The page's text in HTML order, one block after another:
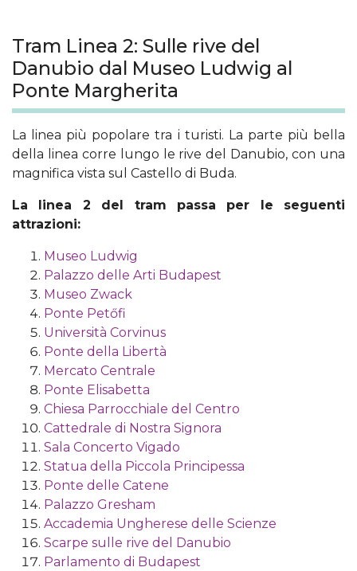
Tram Linea 2: Sulle rive del
Danubio dal Museo Ludwig al
Ponte Margherita
La linea più popolare tra i turisti. La parte più bella
della linea corre lungo le rive del Danubio, con una
magnifica vista sul Castello di Buda.
La linea 2 del tram passa per le seguenti
attrazioni:
Museo Ludwig
Palazzo delle Arti Budapest
Museo Zwack
Ponte Petőfi
Università Corvinus
Ponte della Libertà
Mercato Centrale
Ponte Elisabetta
Chiesa Parrocchiale del Centro
Cattedrale di Nostra Signora
Sala Concerto Vigado
Statua della Piccola Principessa
Ponte delle Catene
Palazzo Gresham
Accademia Ungherese delle Scienze
Scarpe sulle rive del Danubio
Parlamento di Budapest